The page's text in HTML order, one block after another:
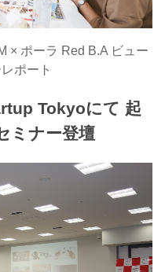
× ポーラ Red B.A ビュー
ポート
Tokyoにて 起
ミナー登壇